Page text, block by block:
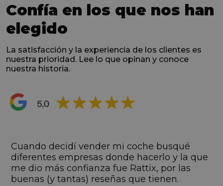
Confía en los que nos han
elegido
La satisfacción y la experiencia de los clientes es
nuestra prioridad. Lee lo que opinan y conoce
nuestra historia.
Cuando decidí vender mi coche busqué
diferentes empresas donde hacerlo y la que
me dio más confianza fue Rattix, por las
buenas (y tantas) reseñas que tienen.